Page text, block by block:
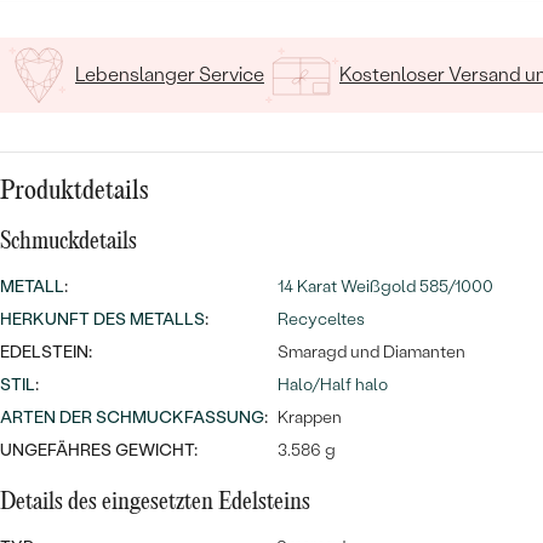
Meistverkaufte
Eheringe
MIT EDELSTEIN
GOLD
PLATIN
SILBER
EDELSTEINSCHMUCK
SCHMUCK MIT LAB GROWN
PERLENSCHMUCK
PERSONALISIERT
MINIMALISTISCH
NACH ANLASS
PREISWERTE
LUXURIÖSE
Lebenslanger Service Kostenloser Versand
Produktdetails
Schmuckdetails
METALL:
14 Karat Weißgold 585/1000
HERKUNFT DES METALLS:
Recyceltes
EDELSTEIN:
Smaragd und Diamanten
STIL:
Halo/Half halo
ARTEN DER SCHMUCKFASSUNG: Krappen
UNGEFÄHRES GEWICHT:
3.586 g
Details des eingesetzten Edelsteins